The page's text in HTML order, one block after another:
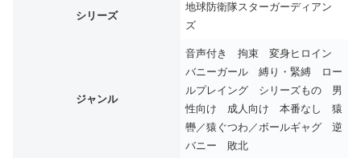
シリーズ
地球防衛隊スターガーディアン
ズ
ジャンル
音声付き 拘束 変身ヒロイン
バニーガール 縛り・緊縛 ロー
ルプレイング シリーズもの 男
性向け 成人向け 本番なし 猿
轡／猿ぐつわ／ボールギャグ 逆
バニー 敗北